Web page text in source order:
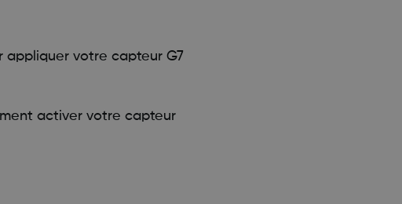
appliquer votre capteur G7
activer votre capteur